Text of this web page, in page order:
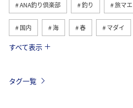
ANA釣り倶楽部 釣り 旅マエ
国内 海 春 マダイ
神奈川県
すべて表示
タグ一覧